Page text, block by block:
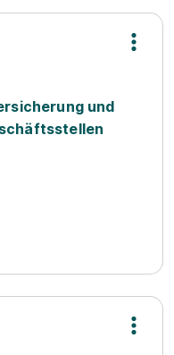
und